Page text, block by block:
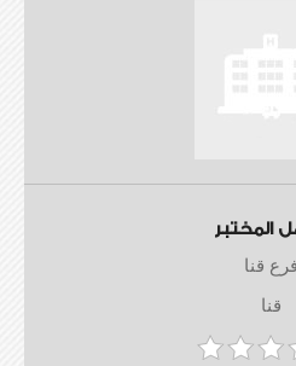
المختبر
فرع قنا
قنا